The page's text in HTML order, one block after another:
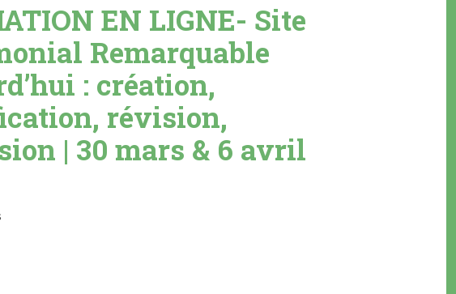
EN LIGNE- Site
Remarquable
: création,
révision,
| 30 mars & 6 avril